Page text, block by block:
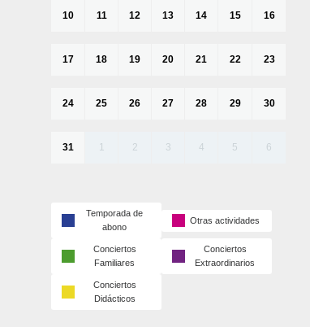
10 11 12 13 14 15 16
17 18 19 20 21 22 23
24 25 26 27 28 29 30
31 1 2 3 4 5 6
Temporada de
abono
Otras actividades
Conciertos
Familiares
Conciertos
Extraordinarios
Conciertos
Didácticos